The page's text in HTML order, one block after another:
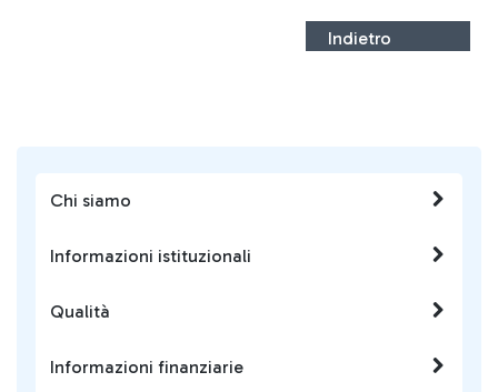
Chi siamo
Informazioni istituzionali
Qualità
Informazioni finanziarie
Indietro